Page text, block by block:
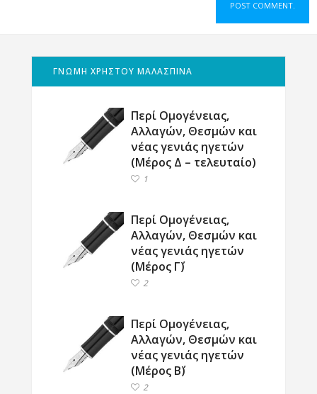
ΓΝΩΜΗ ΧΡΗΣΤΟΥ ΜΑΛΑΣΠΙΝΑ
Περί Ομογένειας,
Αλλαγών, Θεσμών και
νέας γενιάς ηγετών
(Μέρος Δ – τελευταίο)
1
Περί Ομογένειας,
Αλλαγών, Θεσμών και
νέας γενιάς ηγετών
(Μέρος Γ΄)
2
Περί Ομογένειας,
Αλλαγών, Θεσμών και
νέας γενιάς ηγετών
(Μέρος Β΄)
2